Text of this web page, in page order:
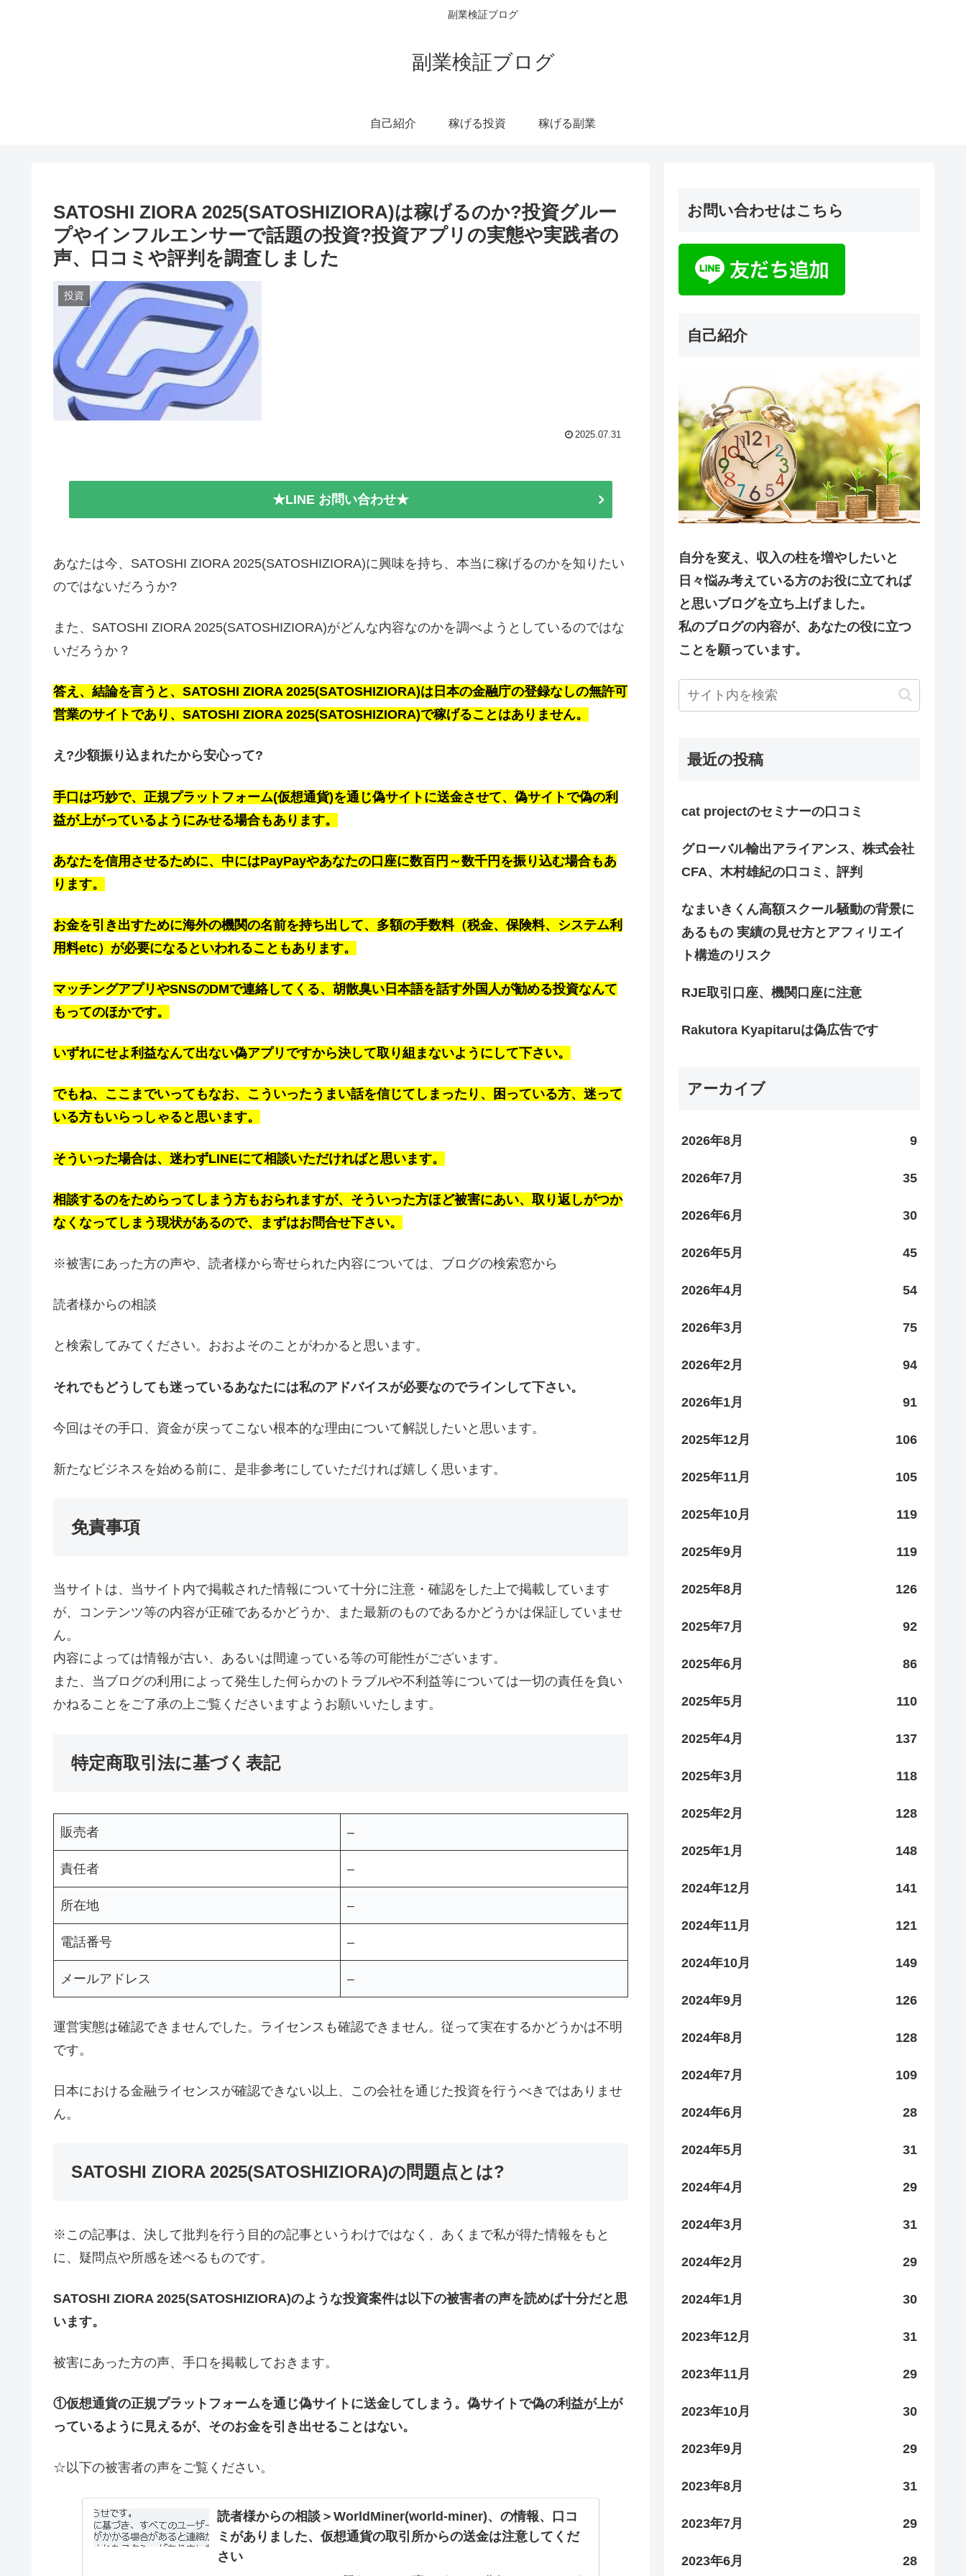
副業検証ブログ
副業検証ブログ
自己紹介 稼げる投資 稼げる副業
SATOSHI ZIORA 2025(SATOSHIZIORA)は稼げるのか?投資グルー
プやインフルエンサーで話題の投資?投資アプリの実態や実践者の
声、口コミや評判を調査しました
投資
2025.07.31
★LINE お問い合わせ★
あなたは今、SATOSHI ZIORA 2025(SATOSHIZIORA)に興味を持ち、本当に稼げるのかを知りたい
のではないだろうか?
また、SATOSHI ZIORA 2025(SATOSHIZIORA)がどんな内容なのかを調べようとしているのではな
いだろうか？
答え、結論を言うと、SATOSHI ZIORA 2025(SATOSHIZIORA)は日本の金融庁の登録なしの無許可
営業のサイトであり、SATOSHI ZIORA 2025(SATOSHIZIORA)で稼げることはありません。
え?少額振り込まれたから安心って?
手口は巧妙で、 正規プラットフォーム(仮想通貨)を通じ偽サイトに送金させて、偽サイトで偽の利
益が上がっているようにみせる場合もあります。
あなたを信用させるために、中にはPayPayやあなたの口座に数百円～数千円を振り込む場合もあ
ります。
お金を引き出すために海外の機関の名前を持ち出して、多額の手数料（税金、保険料、システム利
用料etc）が必要になるといわれることもあります。
マッチングアプリやSNSのDMで連絡してくる、胡散臭い日本語を話す外国人が勧める投資なんて
もってのほかです。
いずれにせよ利益なんて出ない偽アプリですから決して取り組まないようにして下さい。
でもね、ここまでいってもなお、こういったうまい話を信じてしまったり、困っている方、迷って
いる方もいらっしゃると思います。
そういった場合は、迷わずLINEにて相談いただければと思います。
相談するのをためらってしまう方もおられますが、そういった方ほど被害にあい、取り返しがつか
なくなってしまう現状があるので、まずはお問合せ下さい。
※被害にあった方の声や、読者様から寄せられた内容については、ブログの検索窓から
読者様からの相談
と検索してみてください。おおよそのことがわかると思います。
それでもどうしても迷っているあなたには私のアドバイスが必要なのでラインして下さい。
今回はその手口、資金が戻ってこない根本的な理由について解説したいと思います。
新たなビジネスを始める前に、是非参考にしていただければ嬉しく思います。
免責事項
当サイトは、当サイト内で掲載された情報について十分に注意・確認をした上で掲載しています
が、コンテンツ等の内容が正確であるかどうか、また最新のものであるかどうかは保証していませ
ん。
内容によっては情報が古い、あるいは間違っている等の可能性がございます。
また、当ブログの利用によって発生した何らかのトラブルや不利益等については一切の責任を負い
かねることをご了承の上ご覧くださいますようお願いいたします。
特定商取引法に基づく表記
販売者 –
責任者 –
所在地 –
電話番号 –
メールアドレス –
運営実態は確認できませんでした。ライセンスも確認できません。従って実在するかどうかは不明
です。
日本における金融ライセンスが確認できない以上、この会社を通じた投資を行うべきではありませ
ん。
SATOSHI ZIORA 2025(SATOSHIZIORA)の問題点とは?
※この記事は、決して批判を行う目的の記事というわけではなく、あくまで私が得た情報をもと
に、疑問点や所感を述べるものです。
SATOSHI ZIORA 2025(SATOSHIZIORA)のような投資案件は以下の被害者の声を読めば十分だと思
います。
被害にあった方の声、手口を掲載しておきます。
①仮想通貨の正規プラットフォームを通じ偽サイトに送金してしまう。偽サイトで偽の利益が上が
っているように見えるが、そのお金を引き出せることはない。
☆以下の被害者の声をご覧ください。
読者様からの相談＞WorldMiner(world-miner)、の情報、口コ
ミがありました、仮想通貨の取引所からの送金は注意してくだ
さい
お問い合わせはこちら
自己紹介
自分を変え、収入の柱を増やしたいと
日々悩み考えている方のお役に立てれば
と思いブログを立ち上げました。
私のブログの内容が、あなたの役に立つ
ことを願っています。
最近の投稿
cat projectのセミナーの口コミ
グローバル輸出アライアンス、株式会社
CFA、木村雄紀の口コミ、評判
なまいきくん高額スクール騒動の背景に
あるもの 実績の見せ方とアフィリエイ
ト構造のリスク
RJE取引口座、機関口座に注意
Rakutora Kyapitaruは偽広告です
アーカイブ
2026年8月 9
2026年7月 35
2026年6月 30
2026年5月 45
2026年4月 54
2026年3月 75
2026年2月 94
2026年1月 91
2025年12月 106
2025年11月 105
2025年10月 119
2025年9月 119
2025年8月 126
2025年7月 92
2025年6月 86
2025年5月 110
2025年4月 137
2025年3月 118
2025年2月 128
2025年1月 148
2024年12月 141
2024年11月 121
2024年10月 149
2024年9月 126
2024年8月 128
2024年7月 109
2024年6月 28
2024年5月 31
2024年4月 29
2024年3月 31
2024年2月 29
2024年1月 30
2023年12月 31
2023年11月 29
2023年10月 30
2023年9月 29
2023年8月 31
2023年7月 29
2023年6月 28